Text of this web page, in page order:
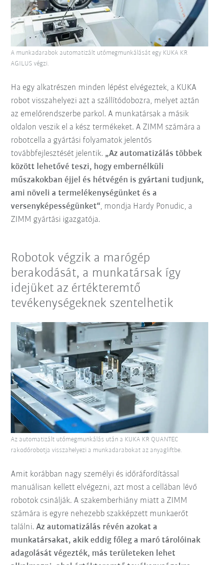
Ha egy alkatrészen minden lépést elvégeztek, a KUKA
robot visszahelyezi azt a szállítódobozra, melyet aztán
az emelőrendszerbe parkol. A munkatársak a másik
oldalon veszik el a kész termékeket. A ZIMM számára a
robotcella a gyártási folyamatok jelentős
továbbfejlesztését jelentik. „Az automatizálás többek
között lehetővé teszi, hogy embernélküli
műszakokban éjjel és hétvégén is gyártani tudjunk,
ami növeli a termelékenységünket és a
versenyképességünket“, mondja Hardy Ponudic, a
ZIMM gyártási igazgatója.
A munkadarabok automatizált utómegmunkálását egy KUKA KR
AGILUS végzi.
Robotok végzik a marógép
berakodását, a munkatársak így
idejüket az értékteremtő
tevékenységeknek szentelhetik
Amit korábban nagy személyi és időráfordítással
manuálisan kellett elvégezni, azt most a cellában lévő
robotok csinálják. A szakemberhiány miatt a ZIMM
számára is egyre nehezebb szakképzett munkaerőt
találni.Az automatizálás révén azokat a
munkatársakat, akik eddig főleg a maró tárolóinak
adagolását végezték, más területeken lehet
Az automatizált utómegmunkálás után a KUKA KR QUANTEC
rakodórobotja visszahelyezi a munkadarabokat az anyagliftbe.